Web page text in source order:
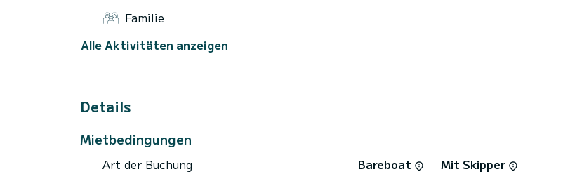
USB-Steckdose, WLAN und Internet, Deckdusche, Klimaanlage, Bluetooth-Verbindung.
Über die Plattform erhalten Sie die besten Preise.
Familie
Alle Aktivitäten anzeigen
Details
Mietbedingungen
Art der Buchung Bareboat
Mit Skipper